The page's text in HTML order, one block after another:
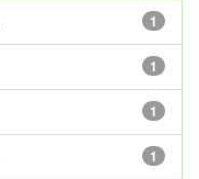
1
1
1
1